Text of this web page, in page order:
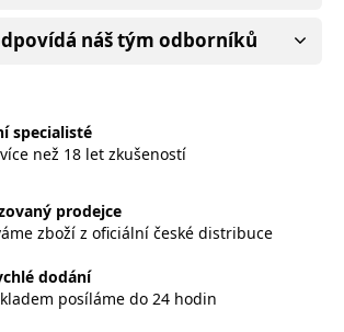
náš tým odborníků
specialisté
než 18 let zkušeností
prodejce
zboží z oficiální české distribuce
dodání
posíláme do 24 hodin